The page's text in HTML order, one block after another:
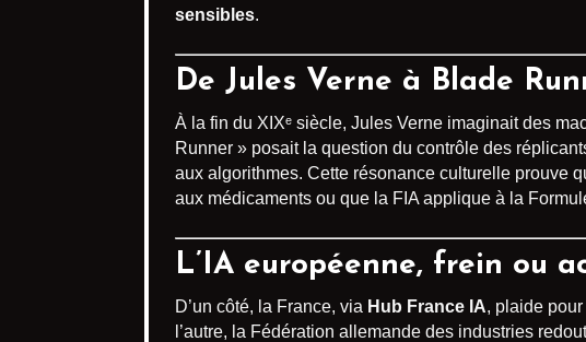
sensibles.
De Jules Verne à Blade
À la fin du XIXᵉ siècle, Jules Verne imaginait des
Runner » posait la question du contrôle des
aux algorithmes. Cette résonance culturelle prouve
aux médicaments ou que la FIA applique à la
L’IA européenne, frein ou
D’un côté, la France, via Hub France IA, plaide
l’autre, la Fédération allemande des industries